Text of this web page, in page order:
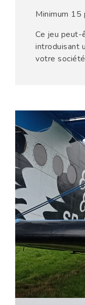
Minimum 15
Ce jeu peut-
introduisant
votre